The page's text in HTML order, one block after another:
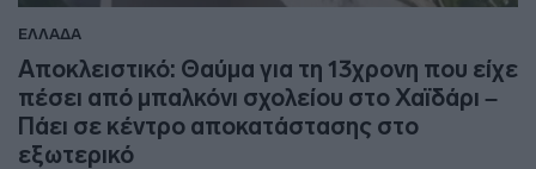
ΕΛΛΑΔΑ
Αποκλειστικό: Θαύμα για τη 13χρονη που είχε
πέσει από μπαλκόνι σχολείου στο Χαϊδάρι –
Πάει σε κέντρο αποκατάστασης στο
εξωτερικό